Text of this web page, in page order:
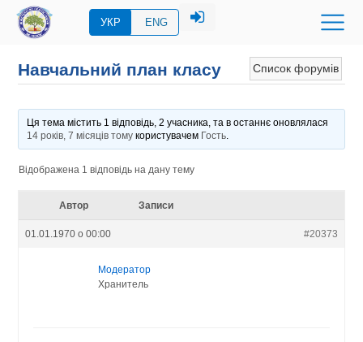
УКР ENG
Список форумів
Навчальний план класу
Ця тема містить 1 відповідь, 2 учасника, та в останнє оновлялася
14 років, 7 місяців томукористувачем Гость.
Відображена 1 відповідь на дану тему
Автор Записи
01.01.1970 о 00:00 #20373
Модератор
Хранитель